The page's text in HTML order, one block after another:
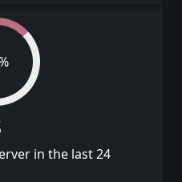
in the last 24